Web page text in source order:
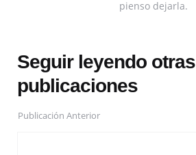
pienso dejarla.
Seguir leyendo otras
publicaciones
Publicación Anterior